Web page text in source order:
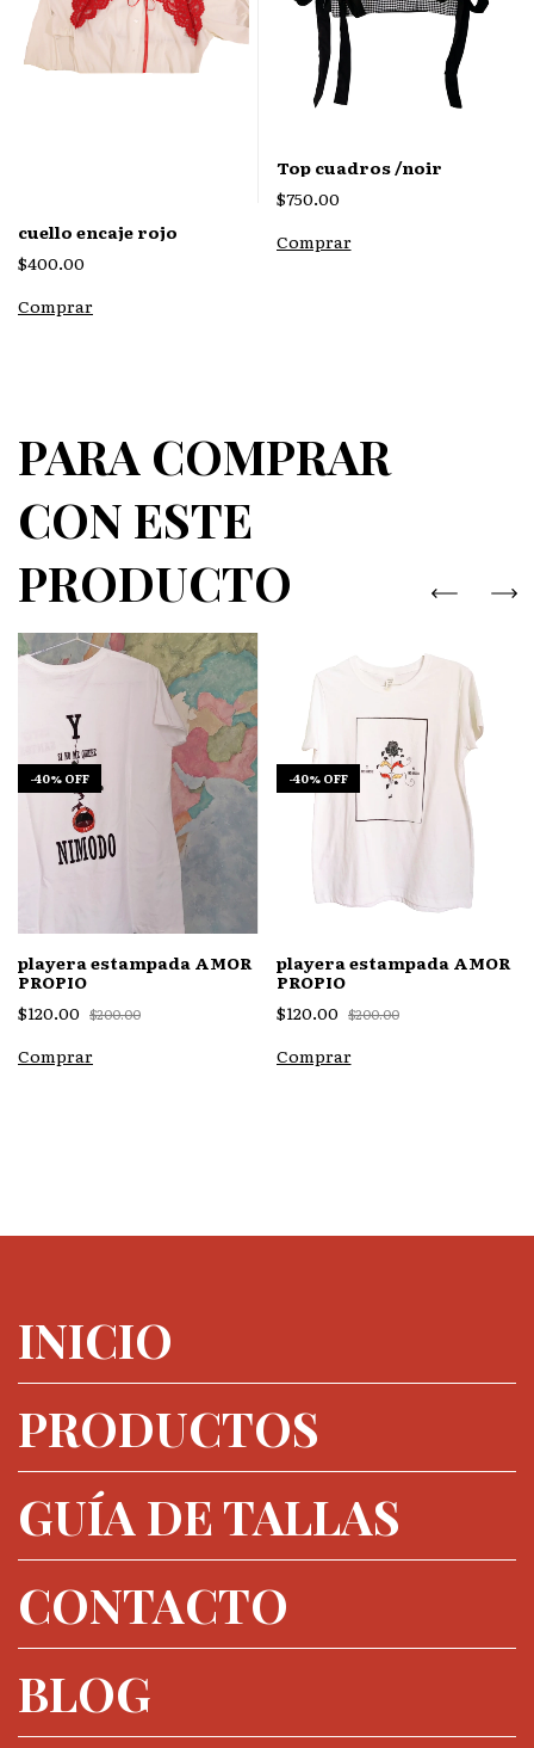
cuello encaje rojo
$400.00
Top cuadros /noir
$750.00
Comprar
PARA COMPRAR
CON ESTE
PRODUCTO
-40% OFF
playera estampada AMOR
PROPIO
$120.00 $200.00
Comprar
-40% OFF
playera estampada AMOR
PROPIO
$120.00 $200.00
Comprar
INICIO
PRODUCTOS
GUÍA DE TALLAS
CONTACTO
BLOG